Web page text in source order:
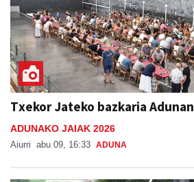
Txekor Jateko bazkaria Adunan
ADUNAKO JAIAK 2026
Aiurri abu 09, 16:33 ADUNA